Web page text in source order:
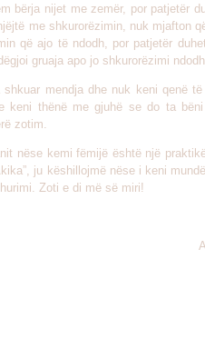
bërja nijet me zemër, por patjetër
me shkurorëzimin, nuk mjafton
që ajo të ndodh, por patjetër
gruaja apo jo shkurorëzimi
mendja dhe nuk keni qenë
keni thënë me gjuhë se do ta
zotim.
nëse kemi fëmijë është një
ju këshillojmë nëse i keni
Zoti e di më së miri!